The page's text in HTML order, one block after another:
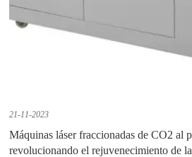
21-11-2023
Máquinas láser fraccionadas de CO2 al
revolucionando el rejuvenecimiento de